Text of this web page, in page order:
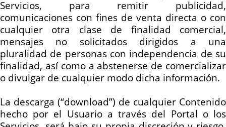
Servicios, para remitir publicidad,
comunicaciones con fines de venta directa o con
cualquier otra clase de finalidad comercial,
mensajes no solicitados dirigidos a una
pluralidad de personas con independencia de su
finalidad, así como a abstenerse de comercializar
o divulgar de cualquier modo dicha información.
La descarga (“download”) de cualquier Contenido
hecho por el Usuario a través del Portal o los